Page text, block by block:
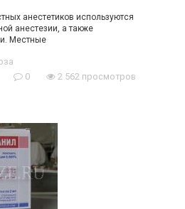
анестетиков используются
анестезии, а также
Местные
0
2 562 просмотров